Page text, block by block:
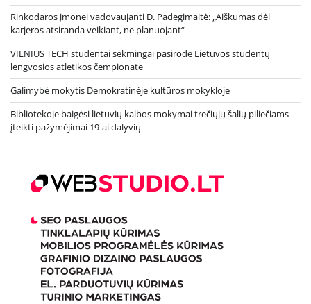
Rinkodaros įmonei vadovaujanti D. Padegimaitė: „Aiškumas dėl
karjeros atsiranda veikiant, ne planuojant“
VILNIUS TECH studentai sėkmingai pasirodė Lietuvos studentų
lengvosios atletikos čempionate
Galimybė mokytis Demokratinėje kultūros mokykloje
Bibliotekoje baigėsi lietuvių kalbos mokymai trečiųjų šalių piliečiams –
įteikti pažymėjimai 19-ai dalyvių